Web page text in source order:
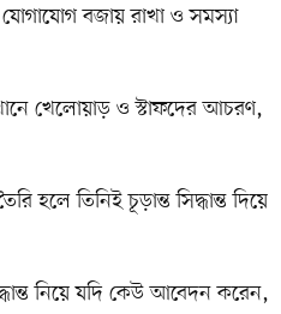
বজায় রাখা ও সমস্যা
খেলোয়াড় ও স্টাফদের আচরণ,
হলে তিনিই চূড়ান্ত সিদ্ধান্ত দিয়ে
নিয়ে যদি কেউ আবেদন করেন,